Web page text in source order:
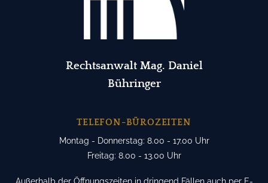
Rechtsanwalt Mag. Daniel
Bühringer
TELEFON-BÜROZEITEN
Montag - Donnerstag: 8.00 - 17.00 Uhr
Freitag: 8.00 - 13.00 Uhr